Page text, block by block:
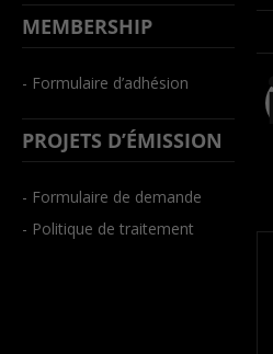
MEMBERSHIP
- Formulaire d’adhésion
PROJETS D’ÉMISSION
- Formulaire de demande
- Politique de traitement